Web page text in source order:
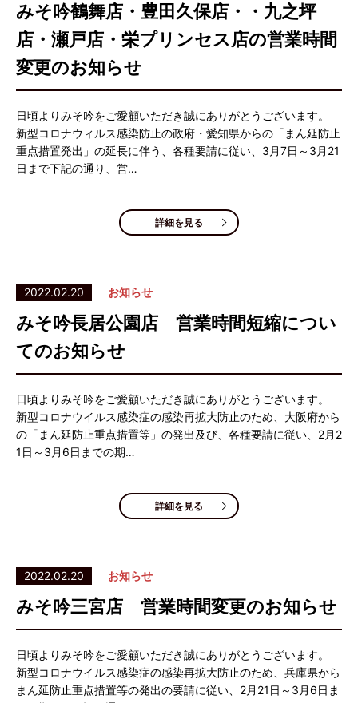
みそ吟鶴舞店・豊田久保店・・九之坪
店・瀬戸店・栄プリンセス店の営業時間
変更のお知らせ
日頃よりみそ吟をご愛顧いただき誠にありがとうございます。
新型コロナウィルス感染防止の政府・愛知県からの「まん延防止
重点措置発出」の延長に伴う、各種要請に従い、3月7日～3月21
日まで下記の通り、営…
詳細を見る
2022.02.20 お知らせ
みそ吟長居公園店 営業時間短縮につい
てのお知らせ
日頃よりみそ吟をご愛顧いただき誠にありがとうございます。
新型コロナウイルス感染症の感染再拡大防止のため、大阪府から
の「まん延防止重点措置等」の発出及び、各種要請に従い、2月2
1日～3月6日までの期…
詳細を見る
2022.02.20 お知らせ
みそ吟三宮店 営業時間変更のお知らせ
日頃よりみそ吟をご愛顧いただき誠にありがとうございます。
新型コロナウイルス感染症の感染再拡大防止のため、兵庫県から
まん延防止重点措置等の発出の要請に従い、2月21日～3月6日ま